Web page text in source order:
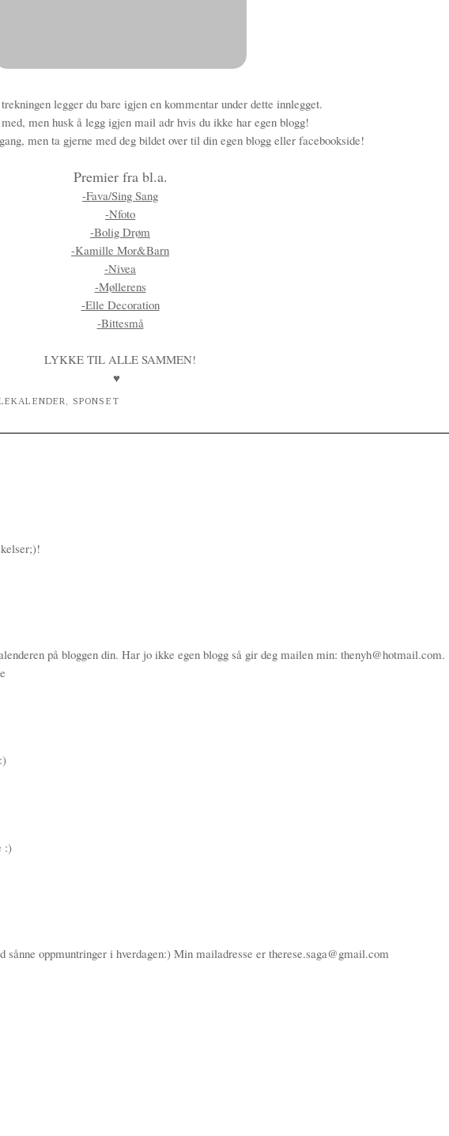
legger du bare igjen en kommentar under dette innlegget.
men husk å legg igjen mail adr hvis du ikke har egen blogg!
men ta gjerne med deg bildet over til din egen blogg eller facebookside!
Premier fra bl.a.
-Fava/Sing Sang
-Nfoto
-Bolig Drøm
-Kamille Mor&Barn
-Nivea
-Møllerens
-Elle Decoration
-Bittesmå
LYKKE TIL ALLE SAMMEN!
♥
, SPONSET
på bloggen din. Har jo ikke egen blogg så gir deg mailen min: thenyh@hotmail.com.
:)
oppmuntringer i hverdagen:) Min mailadresse er therese.saga@gmail.com